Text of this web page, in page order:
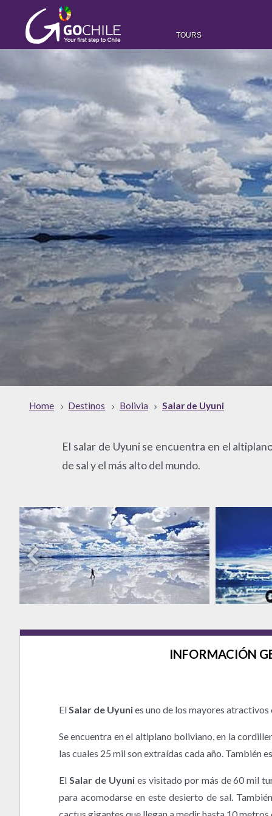
TOURS
Home Destinos Bolivia Salar de Uyuni
El salar de Uyuni se encuentra en el
de sal y el más alto del mundo.
INFORMACIÓN
El Salar de Uyunies uno de los mayores
Se encuentra en el altiplano boliviano, en la
las cuales 25 mil son extraídas cada año. También
El Salar de Uyunies visitado por más de 60 mil
para acomodarse en este desierto de sal.
cactus gigantes que llegan a medir hasta 10 metros